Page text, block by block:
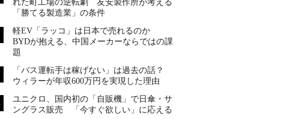
れた町工場の逆転劇 友安製作所が考える
「勝てる製造業」の条件
軽EV「ラッコ」は日本で売れるのか
BYDが抱える、中国メーカーならではの課
題
「バス運転手は稼げない」は過去の話？
ウィラーが年収600万円を実現した理由
ユニクロ、国内初の「自販機」で日傘・サ
ングラス販売 「今すぐ欲しい」に応える